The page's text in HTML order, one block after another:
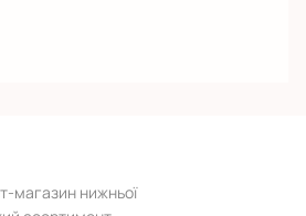
магазин нижньої